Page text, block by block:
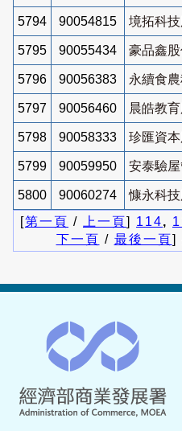
5794 90054815 境拓科
5795 90055434 豪品鑫
5796 90056383 永續食
5797 90056460 晨皓教
5798 90058333 珍匯資
5799 90059950 安泰驗
5800 90060274
慷永科
[第一頁 / 上一頁] 114,
下一頁 / 最後一頁]